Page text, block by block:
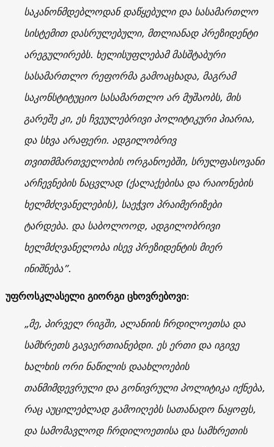
საკანონმდებლოდან დაწყებული და სასამართლო
სისტემით დასრულებული, მთლიანად პრეზიდენტი
არეგულირებს. ხელისუფლებამ მასშტაბური
სასამართლო რეფორმა გამოაცხადა, მაგრამ
საკონსტიტუციო სასამართლო არ მუშაობს, მის
გარეშე კი, ეს ჩვეულებრივი პოლიტიკური პიარია,
და სხვა არაფერი. ადგილობრივ
თვითმმართველობის ორგანოებში, სრულფასოვანი
არჩევნების ნაცვლად (ქალაქებისა და რაიონების
ხელმძღვანელების), საეჭვო პრაიმერიზები
ტარდება. და საბოლოოდ, ადგილობრივი
ხელმძღვანელობა ისევ პრეზიდენტის მიერ
ინიშნება”.
უფროსკლასელი გიორგი ცხოვრებოვი:
„მე, პირველ რიგში, ალანიის ჩრდილოეთსა და
სამხრეთს გავაერთიანებდი. ეს ერთი და იგივე
ხალხის ორი ნაწილის დაახლოების
თანმიმდევრული და გონივრული პოლიტიკა იქნება,
რაც აუცილებლად გამოიღებს სათანადო ნაყოფს,
და სამომავლოდ ჩრდილოეთისა და სამხრეთის